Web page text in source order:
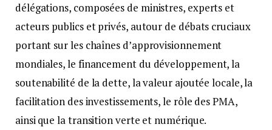
délégations, composées de ministres, experts et
acteurs publics et privés, autour de débats cruciaux
portant sur les chaînes d’approvisionnement
mondiales, le financement du développement, la
soutenabilité de la dette, la valeur ajoutée locale, la
facilitation des investissements, le rôle des PMA,
ainsi que la transition verte et numérique.